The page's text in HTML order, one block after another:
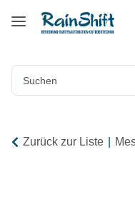
Zurück zur Liste